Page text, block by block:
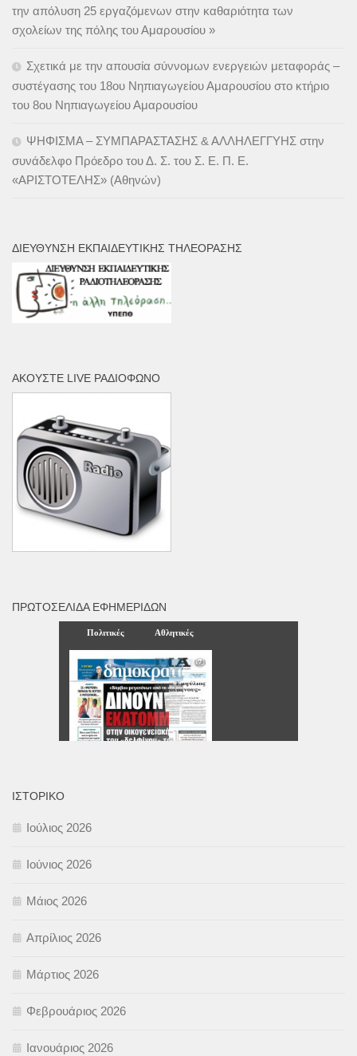
την απόλυση 25 εργαζόμενων στην καθαριότητα των
σχολείων της πόλης του Αμαρουσίου »
Σχετικά με την απουσία σύννομων ενεργειών μεταφοράς –
συστέγασης του 18ου Νηπιαγωγείου Αμαρουσίου στο κτήριο
του 8ου Νηπιαγωγείου Αμαρουσίου
ΨΗΦΙΣΜΑ – ΣΥΜΠΑΡΑΣΤΑΣΗΣ & ΑΛΛΗΛΕΓΓΥΗΣ στην
συνάδελφο Πρόεδρο του Δ. Σ. του Σ. Ε. Π. Ε.
«ΑΡΙΣΤΟΤΕΛΗΣ» (Αθηνών)
ΔΙΕΎΘΥΝΣΗ ΕΚΠΑΙΔΕΥΤΙΚΉΣ ΤΗΛΕΌΡΑΣΗΣ
ΑΚΟΎΣΤΕ LIVE ΡΑΔΙΌΦΩΝΟ
ΠΡΩΤΟΣΈΛΙΔΑ ΕΦΗΜΕΡΊΔΩΝ
ΙΣΤΟΡΙΚΌ
Ιούλιος 2026
Ιούνιος 2026
Μάιος 2026
Απρίλιος 2026
Μάρτιος 2026
Φεβρουάριος 2026
Ιανουάριος 2026